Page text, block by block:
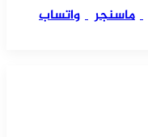
ماسنجر
واتساب